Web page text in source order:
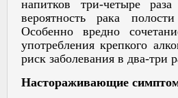
напитков три-четыре
вероятность рака
Особенно вредно
употребления крепкого
риск заболевания в два-три
Настораживающие